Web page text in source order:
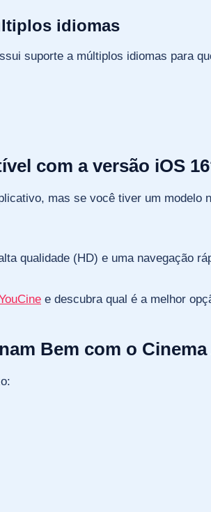
idiomas
suporte a múltiplos idiomas para
com a versão iOS
mas se você tiver um modelo
qualidade (HD) e uma navegação
e descubra qual é a melhor
Bem com o